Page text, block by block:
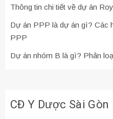
Thông tin chi tiết về dự án
Dự án PPP là dự án gì? Các
PPP
Dự án nhóm B là gì? Phân
CĐ Y Dược Sài Gòn